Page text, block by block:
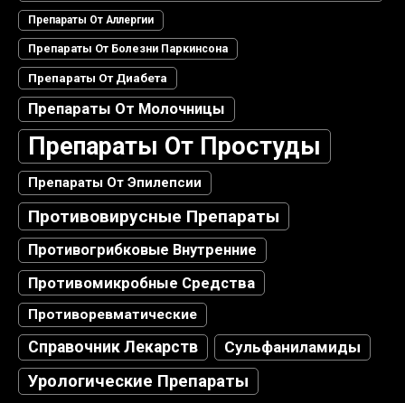
Препараты От Аллергии
Препараты От Болезни Паркинсона
Препараты От Диабета
Препараты От Молочницы
Препараты От Простуды
Препараты От Эпилепсии
Противовирусные Препараты
Противогрибковые Внутренние
Противомикробные Средства
Противоревматические
Справочник Лекарств Сульфаниламиды
Урологические Препараты